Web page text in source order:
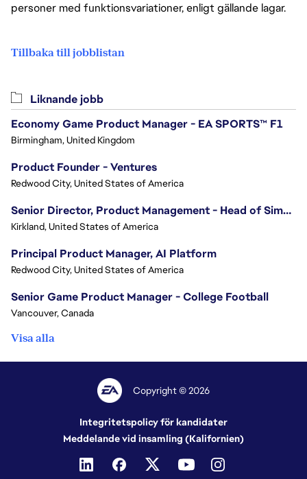
personer med funktionsvariationer, enligt gällande lagar.
Tillbaka till jobblistan
Liknande jobb
Economy Game Product Manager - EA SPORTS™ F1
Birmingham, United Kingdom
Product Founder - Ventures
Redwood City, United States of America
Senior Director, Product Management - Head of Sims Marketplace
Kirkland, United States of America
Principal Product Manager, AI Platform
Redwood City, United States of America
Senior Game Product Manager - College Football
Vancouver, Canada
Visa alla
Copyright © 2026
Integritetspolicy för kandidater
Meddelande vid insamling (Kalifornien)